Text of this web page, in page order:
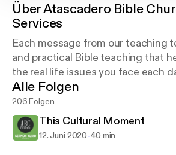
ÜberAtascadero Bible
Services
Each message from our teaching
and practical Bible teaching that
the real life issues you face each
abcchurch.org.
Alle Folgen
206 Folgen
This Cultural Moment
12. Juni 2020-40 min